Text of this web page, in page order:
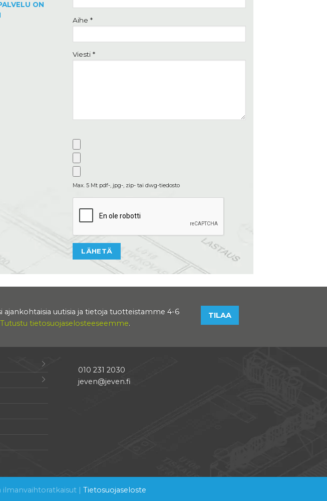
ON
Aihe *
Viesti *
Max. 5 Mt pdf-, jpg-, zip- tai dwg-tiedosto
ajankohtaisia uutisia ja tietoja tuotteistamme 4-6
Tutustu tietosuojaselosteeseemme.
TILAA
010 231 2030
jeven@jeven.fi
| Tietosuojaseloste